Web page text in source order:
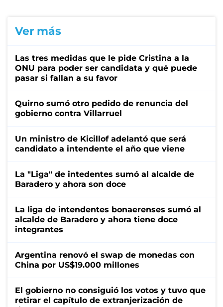
Ver más
Las tres medidas que le pide Cristina a la
ONU para poder ser candidata y qué puede
pasar si fallan a su favor
Quirno sumó otro pedido de renuncia del
gobierno contra Villarruel
Un ministro de Kicillof adelantó que será
candidato a intendente el año que viene
La "Liga" de intedentes sumó al alcalde de
Baradero y ahora son doce
La liga de intendentes bonaerenses sumó al
alcalde de Baradero y ahora tiene doce
integrantes
Argentina renovó el swap de monedas con
China por US$19.000 millones
El gobierno no consiguió los votos y tuvo que
retirar el capítulo de extranjerización de